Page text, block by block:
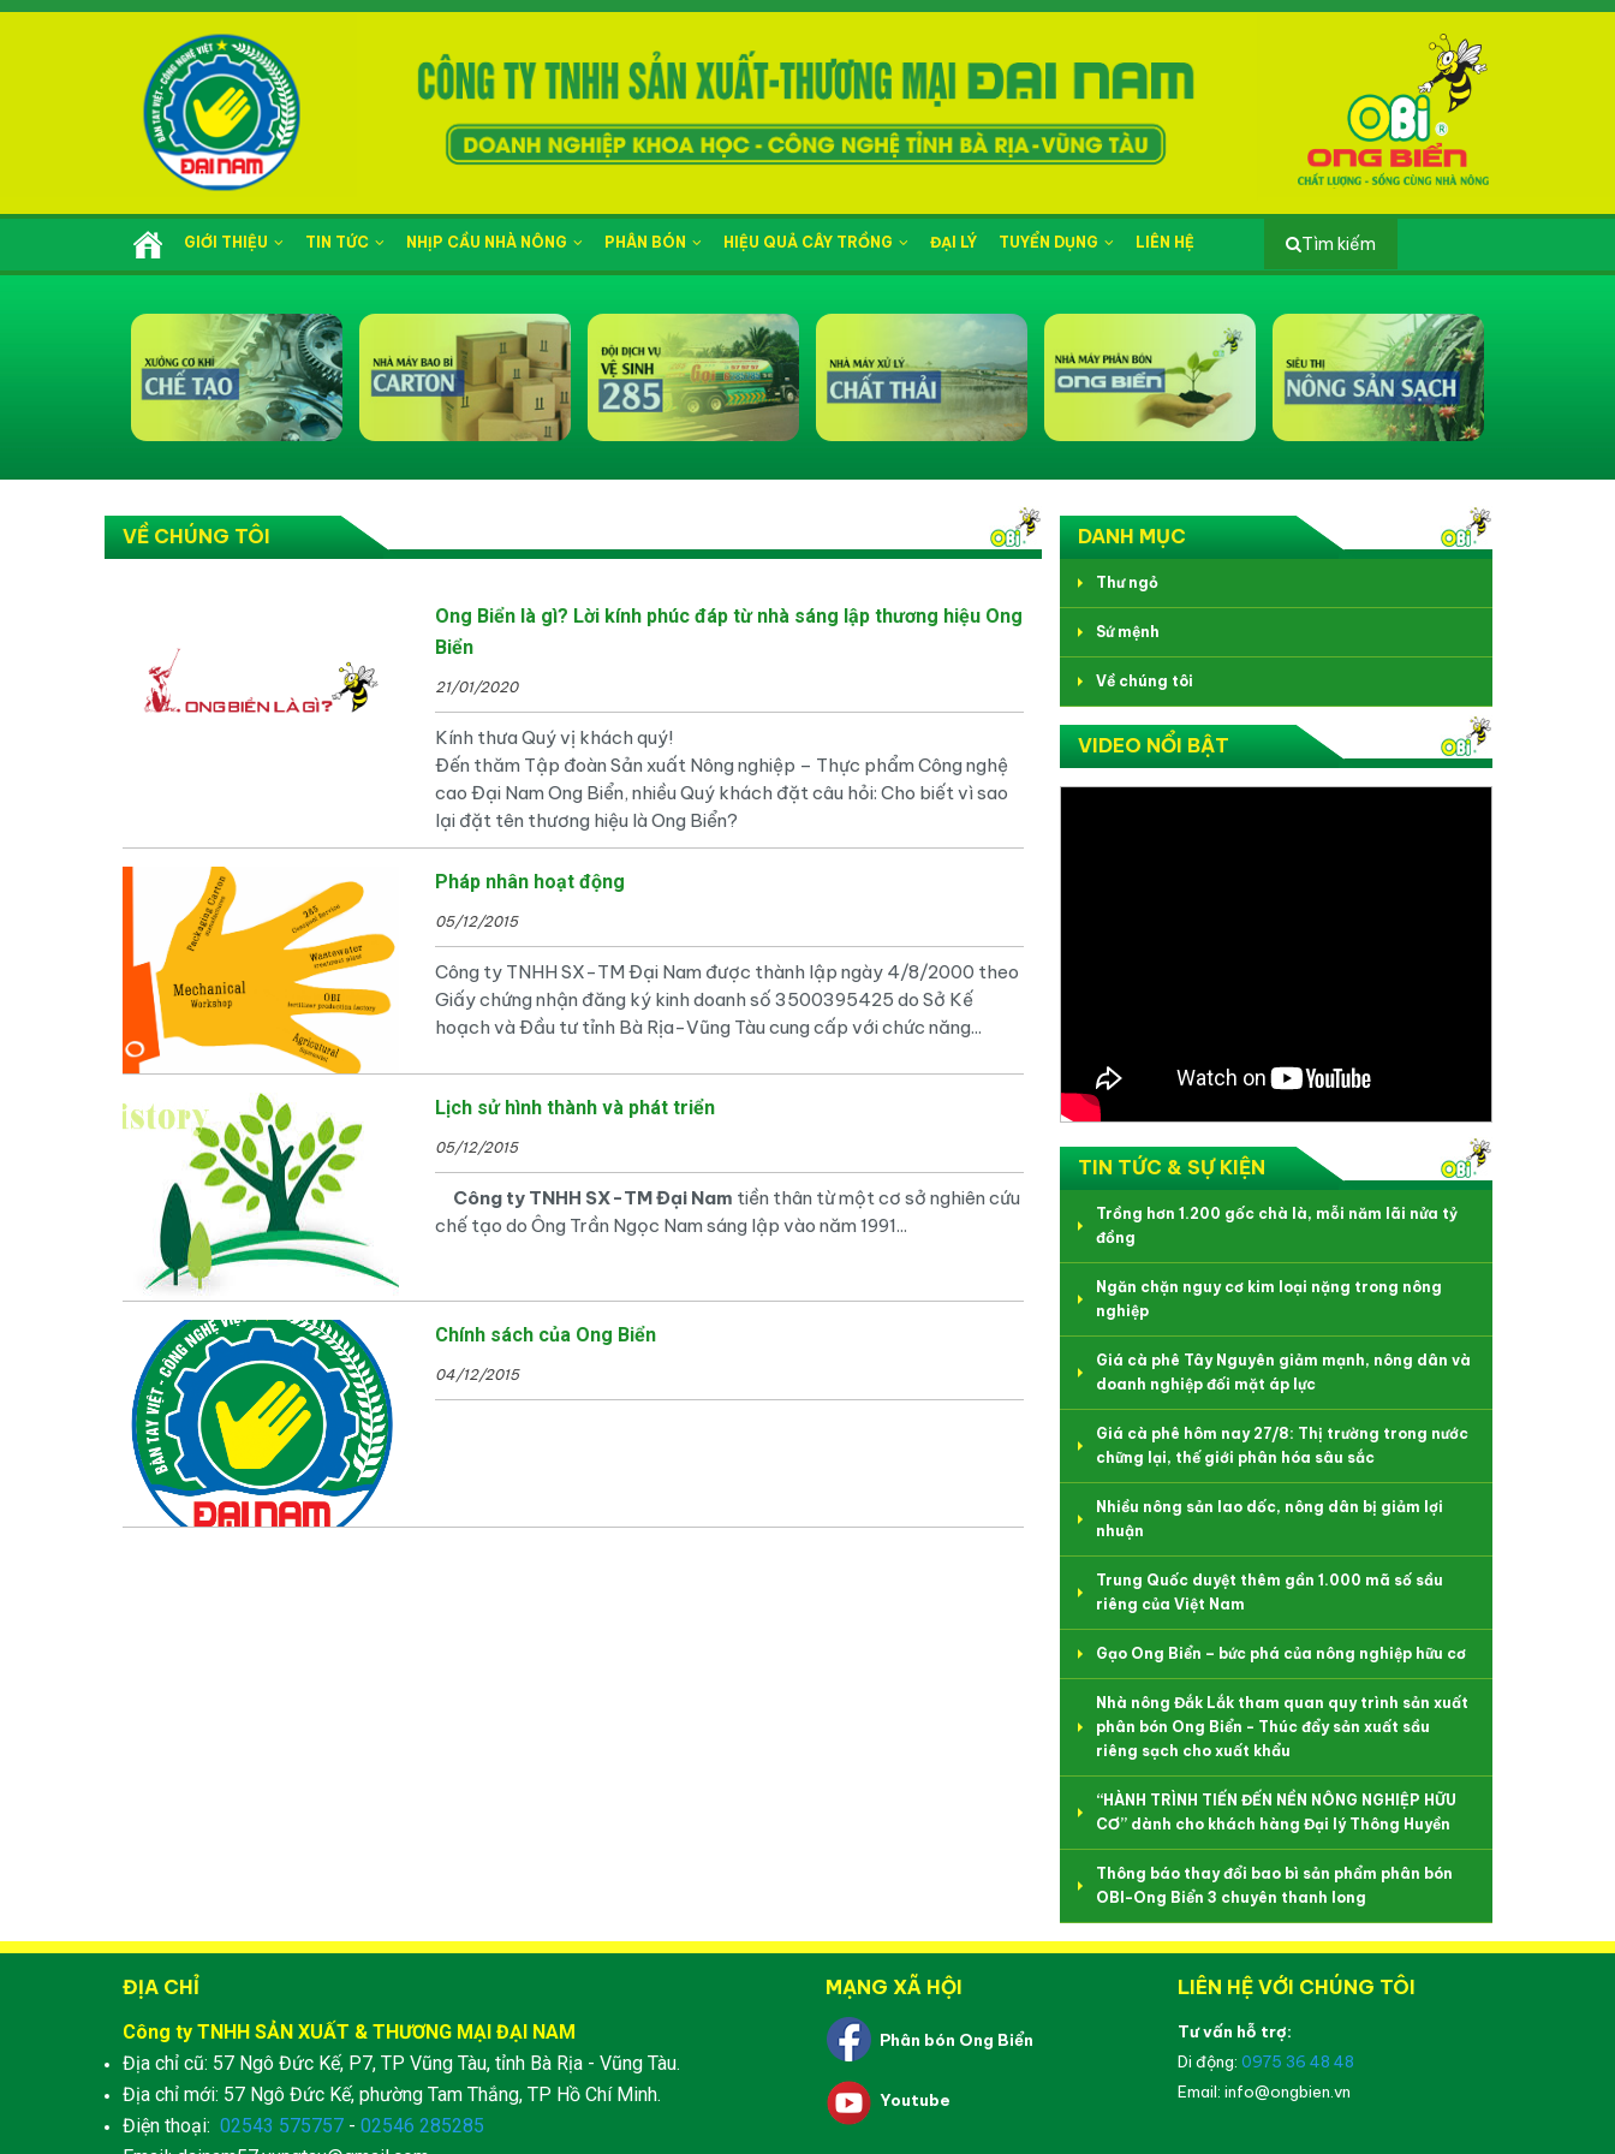
GIỚI THIỆU TIN TỨC NHỊP CẦU NHÀ NÔNG PHÂN BÓN HIỆU QUẢ CÂY TRỒNG ĐẠI LÝ TUYỂN DỤNG LIÊN HỆ Tìm kiếm
VỀ CHÚNG TÔI
Ong Biển là gì? Lời kính phúc đáp từ nhà sáng lập thương hiệu Ong
Biển
21/01/2020
Kính thưa Quý vị khách quý!
Đến thăm Tập đoàn Sản xuất Nông nghiệp – Thực phẩm Công nghệ
cao Đại Nam Ong Biển, nhiều Quý khách đặt câu hỏi: Cho biết vì sao
lại đặt tên thương hiệu là Ong Biển?
Pháp nhân hoạt động
05/12/2015
Công ty TNHH SX-TM Đại Nam được thành lập ngày 4/8/2000 theo
Giấy chứng nhận đăng ký kinh doanh số 3500395425 do Sở Kế
hoạch và Đầu tư tỉnh Bà Rịa-Vũng Tàu cung cấp với chức năng...
Lịch sử hình thành và phát triển
05/12/2015
Công ty TNHH SX-TM Đại Nam tiền thân từ một cơ sở nghiên cứu
chế tạo do Ông Trần Ngọc Nam sáng lập vào năm 1991...
Chính sách của Ong Biển
04/12/2015
DANH MỤC
Thư ngỏ
Sứ mệnh
Về chúng tôi
VIDEO NỔI BẬT
TIN TỨC & SỰ KIỆN
Trồng hơn 1.200 gốc chà là, mỗi năm lãi nửa tỷ
đồng
Ngăn chặn nguy cơ kim loại nặng trong nông
nghiệp
Giá cà phê Tây Nguyên giảm mạnh, nông dân và
doanh nghiệp đối mặt áp lực
Giá cà phê hôm nay 27/8: Thị trường trong nước
chững lại, thế giới phân hóa sâu sắc
Nhiều nông sản lao dốc, nông dân bị giảm lợi
nhuận
Trung Quốc duyệt thêm gần 1.000 mã số sầu
riêng của Việt Nam
Gạo Ong Biển – bức phá của nông nghiệp hữu cơ
Nhà nông Đắk Lắk tham quan quy trình sản xuất
phân bón Ong Biển - Thúc đẩy sản xuất sầu
riêng sạch cho xuất khẩu
“HÀNH TRÌNH TIẾN ĐẾN NỀN NÔNG NGHIỆP HỮU
CƠ” dành cho khách hàng Đại lý Thông Huyền
Thông báo thay đổi bao bì sản phẩm phân bón
OBI-Ong Biển 3 chuyên thanh long
ĐỊA CHỈ
Công ty TNHH SẢN XUẤT & THƯƠNG MẠI ĐẠI NAM
Địa chỉ cũ: 57 Ngô Đức Kế, P7, TP Vũng Tàu, tỉnh Bà Rịa - Vũng Tàu.
Địa chỉ mới: 57 Ngô Đức Kế, phường Tam Thắng, TP Hồ Chí Minh.
Điện thoại: 02543 575757 - 02546 285285
MẠNG XÃ HỘI
Phân bón Ong Biển
Youtube
LIÊN HỆ VỚI CHÚNG TÔI
Tư vấn hỗ trợ:
Di động: 0975 36 48 48
Email: info@ongbien.vn